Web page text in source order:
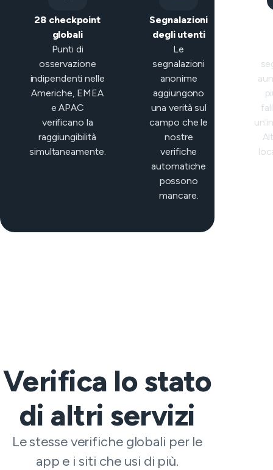
28 checkpoint
globali
Punti di
osservazione
indipendenti nelle
Americhe, EMEA
e APAC
verificano la
raggiungibilità
simultaneamente.
Segnalazioni
degli utenti
Le
segnalazioni
anonime
aggiungono
una verità sul
campo che le
nostre
verifiche
automatiche
possono
mancare.
Verifica lo stato
di altri servizi
Le stesse verifiche globali per le
app e i siti che usi di più.